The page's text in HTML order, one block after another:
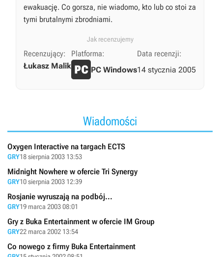
ewakuację. Co gorsza, nie wiadomo, kto lub co stoi za
tymi brutalnymi zbrodniami.
Jak recenzujemy
Recenzujący:
Łukasz Malik
Platforma:
PC Windows
Data recenzji:
14 stycznia 2005
Wiadomości
Oxygen Interactive na targach ECTS
GRY18 sierpnia 2003 13:53
Midnight Nowhere w ofercie Tri Synergy
GRY10 sierpnia 2003 12:39
Rosjanie wyruszają na podbój...
GRY19 marca 2003 08:01
Gry z Buka Entertainment w ofercie IM Group
GRY22 marca 2002 13:54
Co nowego z firmy Buka Entertainment